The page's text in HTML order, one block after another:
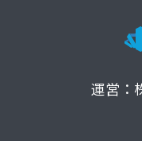
運営：